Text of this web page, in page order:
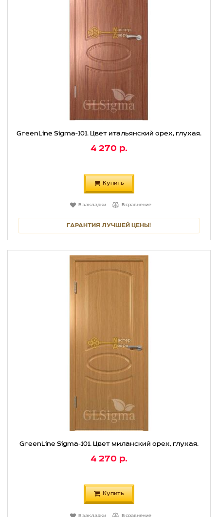
GreenLine Sigma-101. Цвет итальянский орех, глухая.
4 270 р.
Купить
В закладки В сравнение
ГАРАНТИЯ ЛУЧШЕЙ ЦЕНЫ!
GreenLine Sigma-101. Цвет миланский орех, глухая.
4 270 р.
Купить
В закладки В сравнение